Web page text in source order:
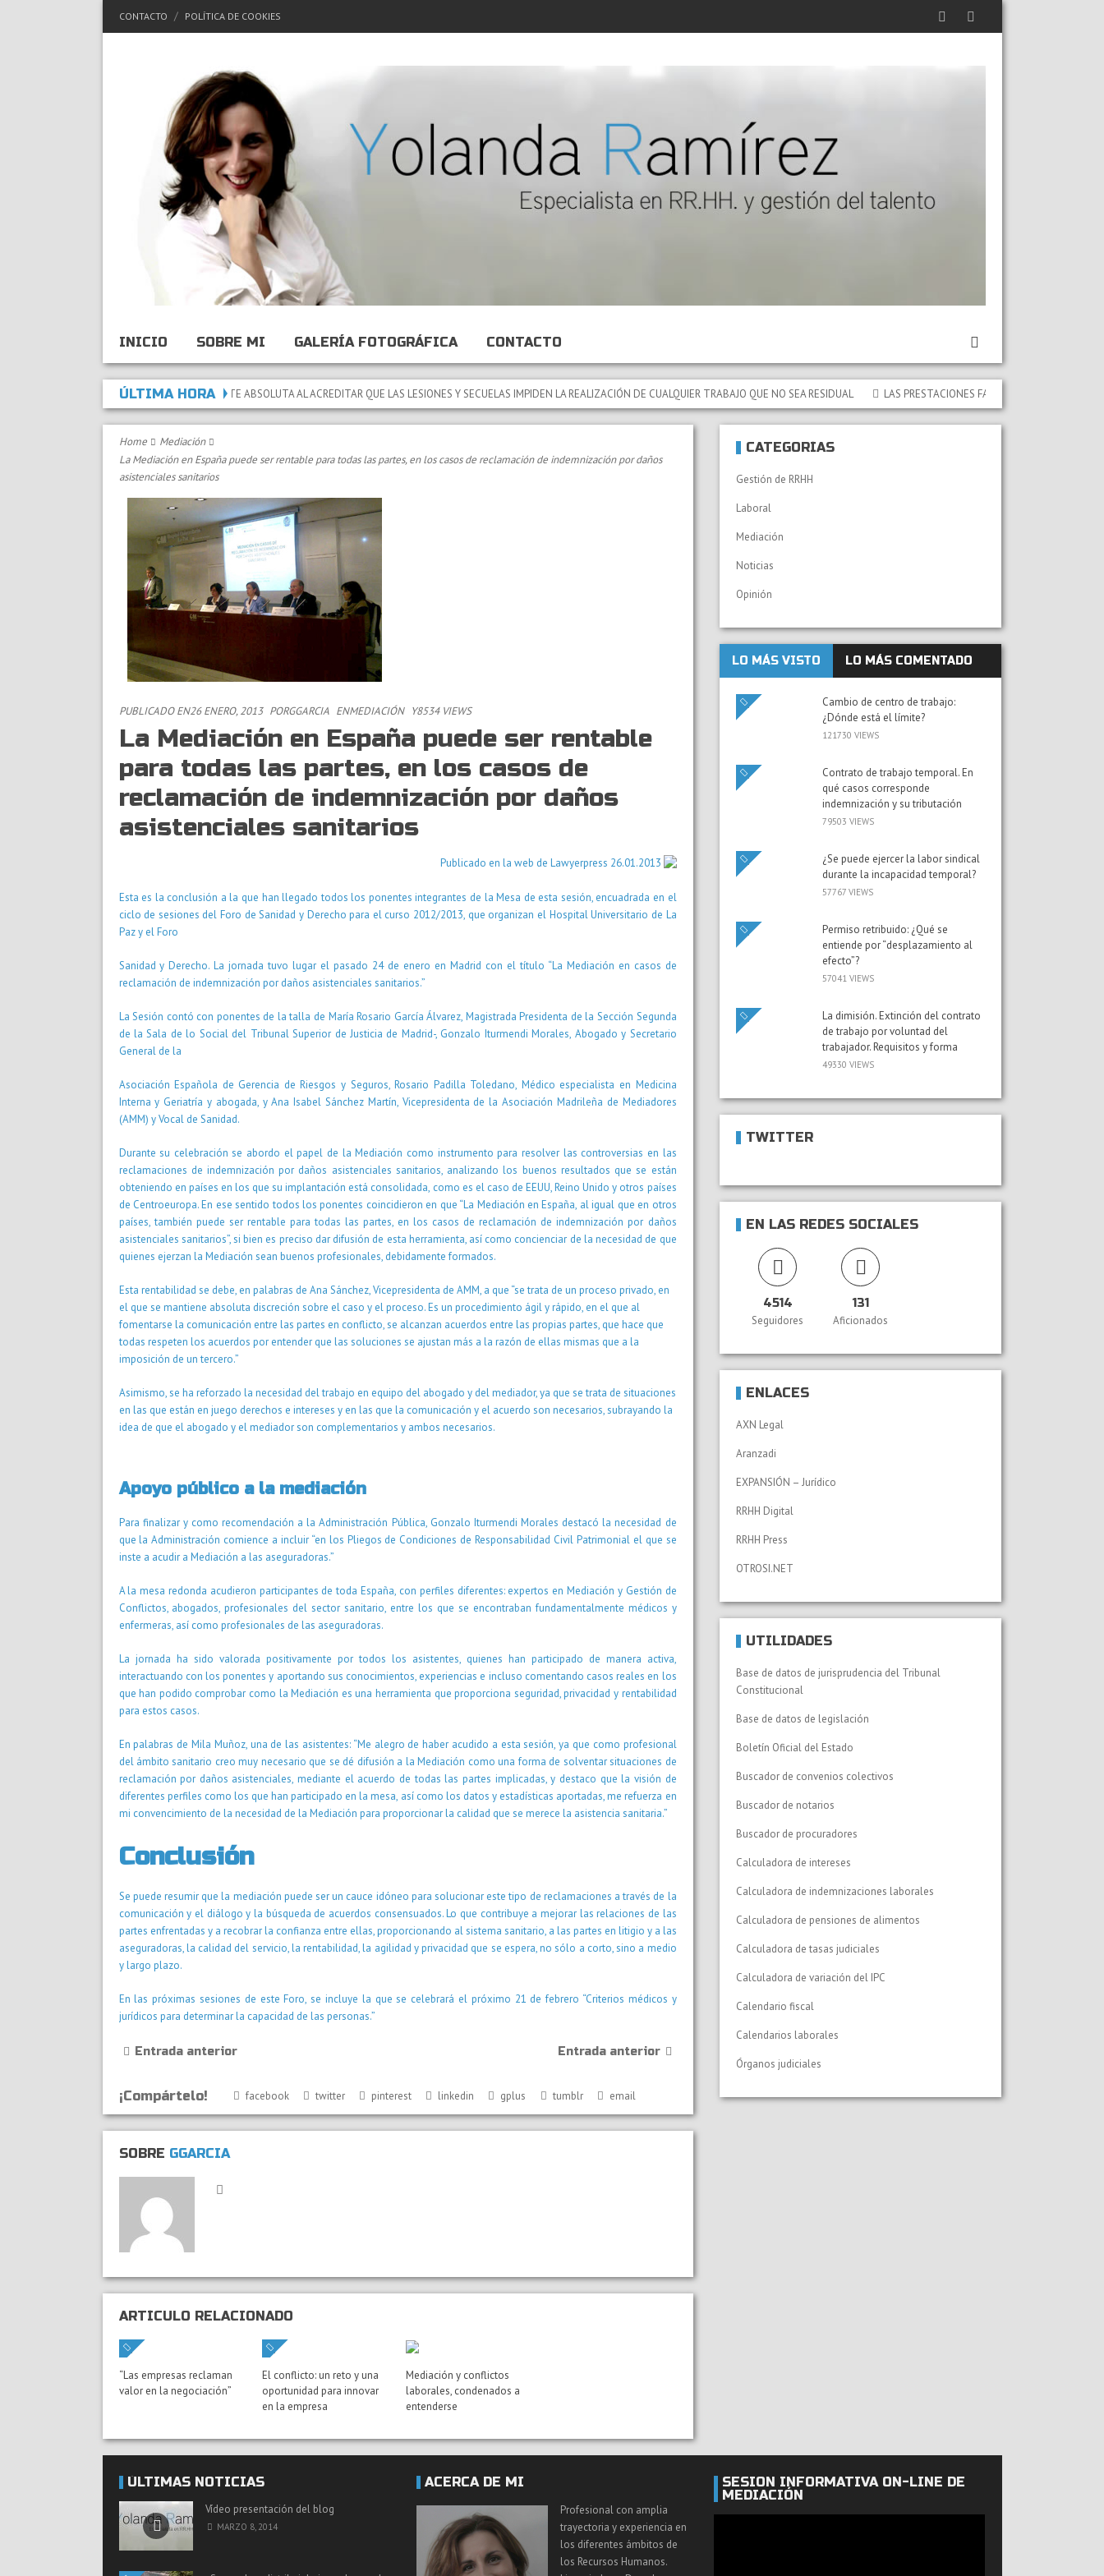
CONTACTO POLÍTICA DE COOKIES
INICIO SOBRE MI GALERÍA FOTOGRÁFICA CONTACTO
ÚLTIMA HORA
DECLARADA LA INCAPACIDAD PERMANENTE ABSOLUTA AL ACREDITAR QUE LAS LESIONES Y SECUELAS IMPIDEN LA REALIZACIÓN DE CUALQUIER TRABAJO QUE NO SEA RESIDUAL LAS PRESTACIONES FAMILIARES NO CONTRIBUTIVAS
Home
Mediación
La Mediación en España puede ser rentable para todas las partes, en los casos de reclamación de indemnización por daños
asistenciales sanitarios
PUBLICADO EN26 ENERO, 2013 PORGGARCIA ENMEDIACIÓN Y8534 VIEWS
La Mediación en España puede ser rentable
para todas las partes, en los casos de
reclamación de indemnización por daños
asistenciales sanitarios
Publicado en la web de Lawyerpress 26.01.2013
Esta es la conclusión a la que han llegado todos los ponentes integrantes de la Mesa de esta sesión, encuadrada en el
ciclo de sesiones del Foro de Sanidad y Derecho para el curso 2012/2013, que organizan el Hospital Universitario de La
Paz y el Foro
Sanidad y Derecho. La jornada tuvo lugar el pasado 24 de enero en Madrid con el título “La Mediación en casos de
reclamación de indemnización por daños asistenciales sanitarios.”
La Sesión contó con ponentes de la talla de María Rosario García Álvarez, Magistrada Presidenta de la Sección Segunda
de la Sala de lo Social del Tribunal Superior de Justicia de Madrid-, Gonzalo Iturmendi Morales, Abogado y Secretario
General de la
Asociación Española de Gerencia de Riesgos y Seguros, Rosario Padilla Toledano, Médico especialista en Medicina
Interna y Geriatría y abogada, y Ana Isabel Sánchez Martín, Vicepresidenta de la Asociación Madrileña de Mediadores
(AMM) y Vocal de Sanidad.
Durante su celebración se abordo el papel de la Mediación como instrumento para resolver las controversias en las
reclamaciones de indemnización por daños asistenciales sanitarios, analizando los buenos resultados que se están
obteniendo en países en los que su implantación está consolidada, como es el caso de EEUU, Reino Unido y otros países
de Centroeuropa. En ese sentido todos los ponentes coincidieron en que “La Mediación en España, al igual que en otros
países, también puede ser rentable para todas las partes, en los casos de reclamación de indemnización por daños
asistenciales sanitarios”, si bien es preciso dar difusión de esta herramienta, así como concienciar de la necesidad de que
quienes ejerzan la Mediación sean buenos profesionales, debidamente formados.
Esta rentabilidad se debe, en palabras de Ana Sánchez, Vicepresidenta de AMM, a que “se trata de un proceso privado, en
el que se mantiene absoluta discreción sobre el caso y el proceso. Es un procedimiento ágil y rápido, en el que al
fomentarse la comunicación entre las partes en conflicto, se alcanzan acuerdos entre las propias partes, que hace que
todas respeten los acuerdos por entender que las soluciones se ajustan más a la razón de ellas mismas que a la
imposición de un tercero.”
Asimismo, se ha reforzado la necesidad del trabajo en equipo del abogado y del mediador, ya que se trata de situaciones
en las que están en juego derechos e intereses y en las que la comunicación y el acuerdo son necesarios, subrayando la
idea de que el abogado y el mediador son complementarios y ambos necesarios.
Apoyo público a la mediación
Para finalizar y como recomendación a la Administración Pública, Gonzalo Iturmendi Morales destacó la necesidad de
que la Administración comience a incluir “en los Pliegos de Condiciones de Responsabilidad Civil Patrimonial el que se
inste a acudir a Mediación a las aseguradoras.”
A la mesa redonda acudieron participantes de toda España, con perfiles diferentes: expertos en Mediación y Gestión de
Conflictos, abogados, profesionales del sector sanitario, entre los que se encontraban fundamentalmente médicos y
enfermeras, así como profesionales de las aseguradoras.
La jornada ha sido valorada positivamente por todos los asistentes, quienes han participado de manera activa,
interactuando con los ponentes y aportando sus conocimientos, experiencias e incluso comentando casos reales en los
que han podido comprobar como la Mediación es una herramienta que proporciona seguridad, privacidad y rentabilidad
para estos casos.
En palabras de Mila Muñoz, una de las asistentes: “Me alegro de haber acudido a esta sesión, ya que como profesional
del ámbito sanitario creo muy necesario que se dé difusión a la Mediación como una forma de solventar situaciones de
reclamación por daños asistenciales, mediante el acuerdo de todas las partes implicadas, y destaco que la visión de
diferentes perfiles como los que han participado en la mesa, así como los datos y estadísticas aportadas, me refuerza en
mi convencimiento de la necesidad de la Mediación para proporcionar la calidad que se merece la asistencia sanitaria.”
Conclusión
Se puede resumir que la mediación puede ser un cauce idóneo para solucionar este tipo de reclamaciones a través de la
comunicación y el diálogo y la búsqueda de acuerdos consensuados. Lo que contribuye a mejorar las relaciones de las
partes enfrentadas y a recobrar la confianza entre ellas, proporcionando al sistema sanitario, a las partes en litigio y a las
aseguradoras, la calidad del servicio, la rentabilidad, la agilidad y privacidad que se espera, no sólo a corto, sino a medio
y largo plazo.
En las próximas sesiones de este Foro, se incluye la que se celebrará el próximo 21 de febrero “Criterios médicos y
jurídicos para determinar la capacidad de las personas.”
Entrada anterior Entrada anterior
¡Compártelo! facebook twitter pinterest linkedin gplus tumblr email
SOBRE GGARCIA
ARTÍCULO RELACIONADO
“Las empresas reclaman
valor en la negociación”
El conflicto: un reto y una
oportunidad para innovar
en la empresa
Mediación y conflictos
laborales, condenados a
entenderse
CATEGORÍAS
Gestión de RRHH
Laboral
Mediación
Noticias
Opinión
LO MÁS VISTO LO MÁS COMENTADO
Cambio de centro de trabajo:
¿Dónde está el límite?
121730 VIEWS
Contrato de trabajo temporal. En
qué casos corresponde
indemnización y su tributación
79503 VIEWS
¿Se puede ejercer la labor sindical
durante la incapacidad temporal?
57767 VIEWS
Permiso retribuido: ¿Qué se
entiende por “desplazamiento al
efecto”?
57041 VIEWS
La dimisión. Extinción del contrato
de trabajo por voluntad del
trabajador. Requisitos y forma
49330 VIEWS
TWITTER
EN LAS REDES SOCIALES
4514
Seguidores
131
Aficionados
ENLACES
AXN Legal
Aranzadi
EXPANSIÓN – Jurídico
RRHH Digital
RRHH Press
OTROSI.NET
UTILIDADES
Base de datos de jurisprudencia del Tribunal
Constitucional
Base de datos de legislación
Boletín Oficial del Estado
Buscador de convenios colectivos
Buscador de notarios
Buscador de procuradores
Calculadora de intereses
Calculadora de indemnizaciones laborales
Calculadora de pensiones de alimentos
Calculadora de tasas judiciales
Calculadora de variación del IPC
Calendario fiscal
Calendarios laborales
Órganos judiciales
ÚLTIMAS NOTICIAS
Vídeo presentación del blog
MARZO 8, 2014
ACERCA DE MI
Profesional con amplia
trayectoria y experiencia en
los diferentes ámbitos de
los Recursos Humanos.
SESIÓN INFORMATIVA ON-LINE DE
MEDIACIÓN